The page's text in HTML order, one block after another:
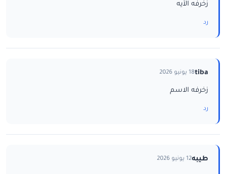
زخرفه الآيه
رد
tiba18 يونيو 2026
زخرفه الاسم
رد
طيبه12 يونيو 2026